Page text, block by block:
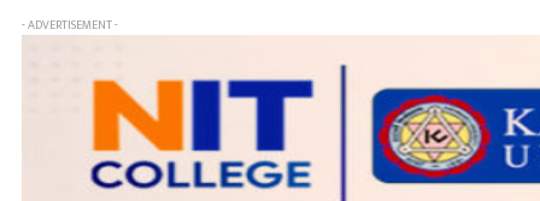
- ADVERTISEMENT -